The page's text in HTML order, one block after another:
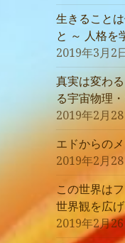
生きること
と ～ 人格を
2019年3月2
真実は変わ
る宇宙物理
2019年2月28
エドからの
2019年2月28
この世界は
世界観を広
2019年2月26